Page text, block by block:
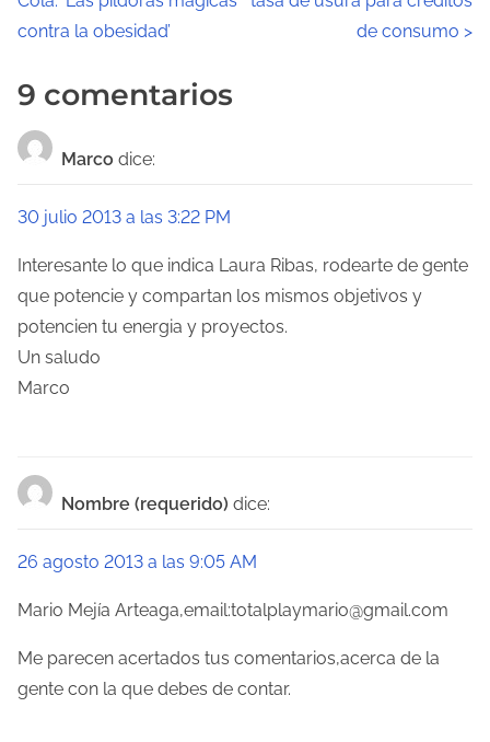
a
e
g
i
ó
n
e
a
contra la obesidad’
de consumo >
9 comentarios
Marco dice:
30 julio 2013 a las 3:22 PM
Interesante lo que indica Laura Ribas, rodearte de gente
que potencie y compartan los mismos objetivos y
potencien tu energia y proyectos.
Un saludo
Marco
Nombre (requerido) dice:
26 agosto 2013 a las 9:05 AM
Mario Mejía Arteaga,email:totalplaymario@gmail.com
Me parecen acertados tus comentarios,acerca de la
gente con la que debes de contar.